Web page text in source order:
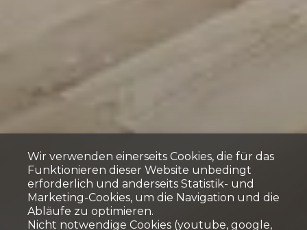
Wir verwenden einerseits Cookies, die für das
Funktionieren dieser Website unbedingt
erforderlich und anderseits Statistik- und
Marketing-Cookies, um die Navigation und die
Abläufe zu optimieren.
Nicht notwendige Cookies (youtube, google,